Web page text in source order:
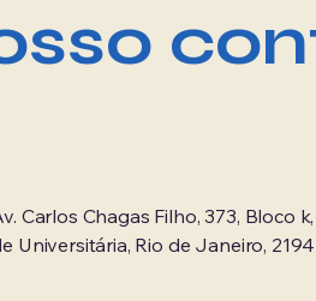
Carlos Chagas Filho, 373, Bloco k,
Universitária, Rio de Janeiro,